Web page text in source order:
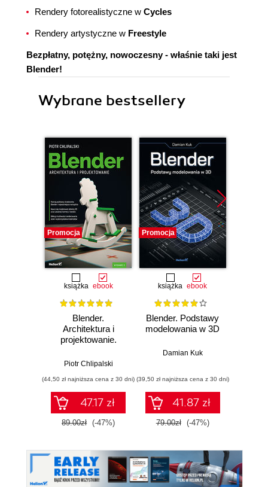
Rendery fotorealistyczne w Cycles
Rendery artystyczne w Freestyle
Bezpłatny, potężny, nowoczesny - właśnie taki jest
Blender!
Wybrane bestsellery
Promocja
książka ebook
Blender.
Architektura i
projektowanie.
Piotr Chlipalski
(44,50 zł najniższa cena z 30 dni)
47.17 zł
89.00zł (-47%)
Promocja
książka ebook
Blender. Podstawy
modelowania w 3D
Damian Kuk
(39,50 zł najniższa cena z 30 dni)
41.87 zł
79.00zł (-47%)